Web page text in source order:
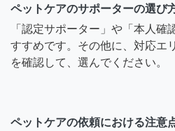
ペットケアのサポーターの選び
「認定サポーター」や「本人確
すすめです。その他に、対応エ
を確認して、選んでください。
ペットケアの依頼における注意